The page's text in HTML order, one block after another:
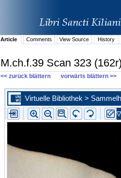
Article Comments View Source History
M.ch.f.39 Scan 323
<< zurück blättern vorwärts blättern >>